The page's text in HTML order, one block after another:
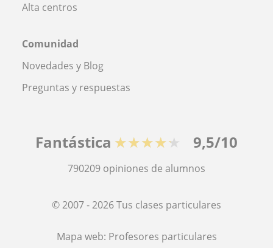
Alta centros
Comunidad
Novedades y Blog
Preguntas y respuestas
Fantástica ★★★★★ 9,5/10
790209 opiniones de alumnos
© 2007 - 2026 Tus clases particulares
Mapa web: Profesores particulares